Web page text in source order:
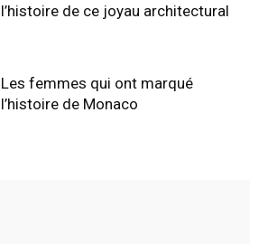
l’histoire de ce joyau architectural
Les femmes qui ont marqué
l’histoire de Monaco